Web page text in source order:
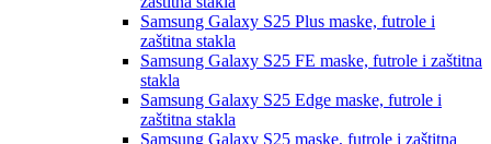
Samsung Galaxy S25 Plus maske, futrole i
zaštitna stakla
Samsung Galaxy S25 FE maske, futrole i zaštitna
stakla
Samsung Galaxy S25 Edge maske, futrole i
zaštitna stakla
Samsung Galaxy S25 maske, futrole i zaštitna